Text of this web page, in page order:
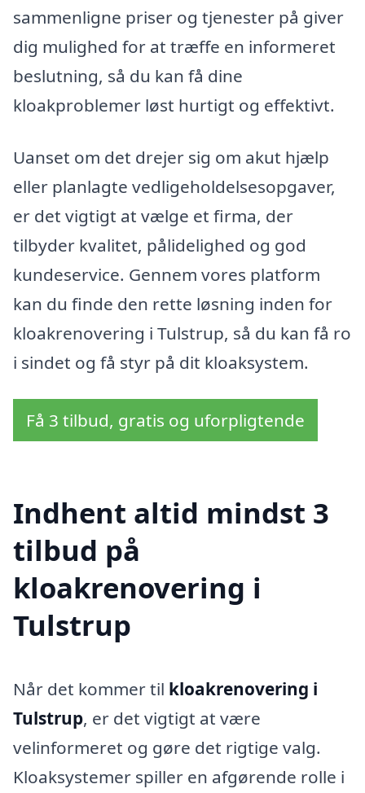
sammenligne priser og tjenester på giver
dig mulighed for at træffe en informeret
beslutning, så du kan få dine
kloakproblemer løst hurtigt og effektivt.
Uanset om det drejer sig om akut hjælp
eller planlagte vedligeholdelsesopgaver,
er det vigtigt at vælge et firma, der
tilbyder kvalitet, pålidelighed og god
kundeservice. Gennem vores platform
kan du finde den rette løsning inden for
kloakrenovering i Tulstrup, så du kan få ro
i sindet og få styr på dit kloaksystem.
Få 3 tilbud, gratis og uforpligtende
Indhent altid mindst 3
tilbud på
kloakrenovering i
Tulstrup
Når det kommer til kloakrenovering i
Tulstrup, er det vigtigt at være
velinformeret og gøre det rigtige valg.
Kloaksystemer spiller en afgørende rolle i